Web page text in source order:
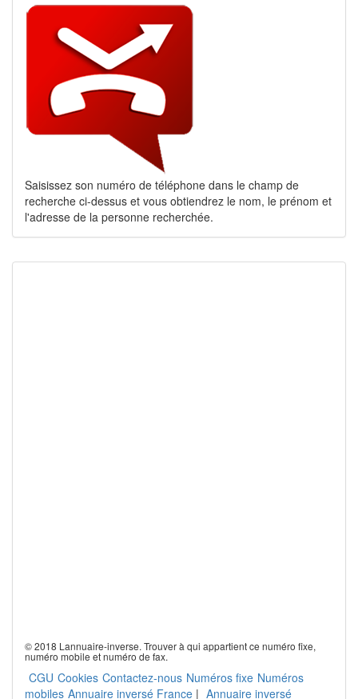
Saisissez son numéro de téléphone dans le champ de
recherche ci-dessus et vous obtiendrez le nom, le prénom et
l'adresse de la personne recherchée.
© 2018 Lannuaire-inverse. Trouver à qui appartient ce numéro fixe,
numéro mobile et numéro de fax.
CGU Cookies Contactez-nous Numéros fixe Numéros
mobiles Annuaire inversé France | Annuaire inversé